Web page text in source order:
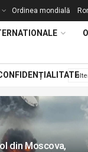
din Moscova,
Ordinea mondială